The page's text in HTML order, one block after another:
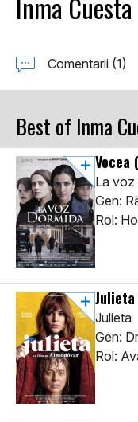
Inma Cuesta
Comentarii (1)
Best of Inma
Vocea
La voz
Gen:
Rol:
Julieta
Julieta
Gen:
Rol: